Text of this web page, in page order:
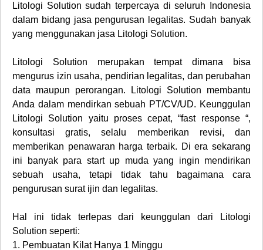
Litologi Solution sudah terpercaya di seluruh Indonesia
dalam bidang jasa pengurusan legalitas. Sudah banyak
yang menggunakan jasa Litologi Solution.
Litologi Solution merupakan tempat dimana bisa
mengurus izin usaha, pendirian legalitas, dan perubahan
data maupun perorangan. Litologi Solution membantu
Anda dalam mendirkan sebuah PT/CV/UD. Keunggulan
Litologi Solution yaitu proses cepat, “fast response “,
konsultasi gratis, selalu memberikan revisi, dan
memberikan penawaran harga terbaik. Di era sekarang
ini banyak para start up muda yang ingin mendirikan
sebuah usaha, tetapi tidak tahu bagaimana cara
pengurusan surat ijin dan legalitas.
Hal ini tidak terlepas dari keunggulan dari Litologi
Solution seperti:
1. Pembuatan Kilat Hanya 1 Minggu